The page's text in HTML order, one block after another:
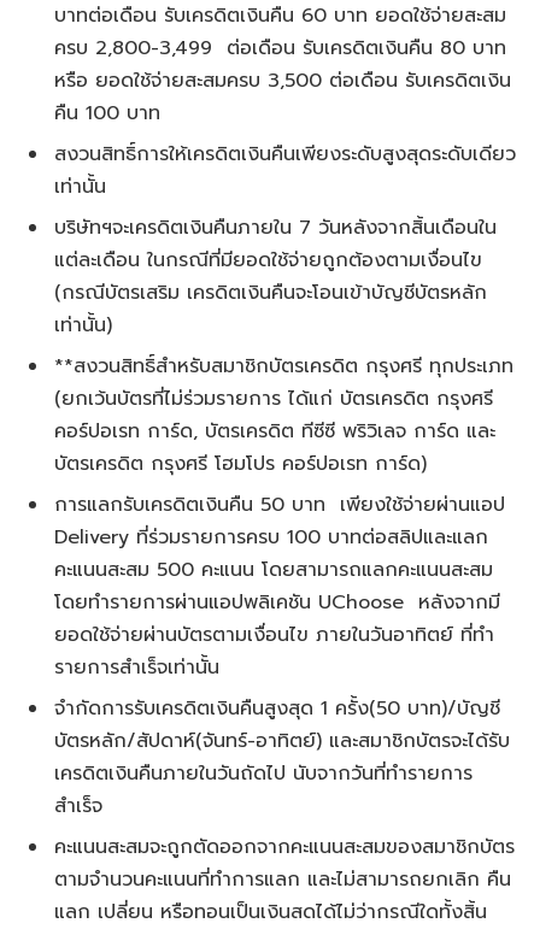
บาทต่อเดือน รับเครดิตเงินคืน 60 บาท ยอดใช้จ่ายสะสม
ครบ 2,800-3,499 ต่อเดือน รับเครดิตเงินคืน 80 บาท
หรือ ยอดใช้จ่ายสะสมครบ 3,500 ต่อเดือน รับเครดิตเงิน
คืน 100 บาท
สงวนสิทธิ์การให้เครดิตเงินคืนเพียงระดับสูงสุดระดับเดียว
เท่านั้น
บริษัทฯจะเครดิตเงินคืนภายใน 7 วันหลังจากสิ้นเดือนใน
แต่ละเดือน ในกรณีที่มียอดใช้จ่ายถูกต้องตามเงื่อนไข
(กรณีบัตรเสริม เครดิตเงินคืนจะโอนเข้าบัญชีบัตรหลัก
เท่านั้น)
**สงวนสิทธิ์สำหรับสมาชิกบัตรเครดิต กรุงศรี ทุกประเภท
(ยกเว้นบัตรที่ไม่ร่วมรายการ ได้แก่ บัตรเครดิต กรุงศรี
คอร์ปอเรท การ์ด, บัตรเครดิต ทีซีซี พริวิเลจ การ์ด และ
บัตรเครดิต กรุงศรี โฮมโปร คอร์ปอเรท การ์ด)
การแลกรับเครดิตเงินคืน 50 บาท เพียงใช้จ่ายผ่านแอป
Delivery ที่ร่วมรายการครบ 100 บาทต่อสลิปและแลก
คะแนนสะสม 500 คะแนน โดยสามารถแลกคะแนนสะสม
โดยทำรายการผ่านแอปพลิเคชัน UChoose หลังจากมี
ยอดใช้จ่ายผ่านบัตรตามเงื่อนไข ภายในวันอาทิตย์ ที่ทำ
รายการสำเร็จเท่านั้น
จำกัดการรับเครดิตเงินคืนสูงสุด 1 ครั้ง(50 บาท)/บัญชี
บัตรหลัก/สัปดาห์(จันทร์-อาทิตย์) และสมาชิกบัตรจะได้รับ
เครดิตเงินคืนภายในวันถัดไป นับจากวันที่ทำรายการ
สำเร็จ
คะแนนสะสมจะถูกตัดออกจากคะแนนสะสมของสมาชิกบัตร
ตามจำนวนคะแนนที่ทำการแลก และไม่สามารถยกเลิก คืน
แลก เปลี่ยน หรือทอนเป็นเงินสดได้ไม่ว่ากรณีใดทั้งสิ้น